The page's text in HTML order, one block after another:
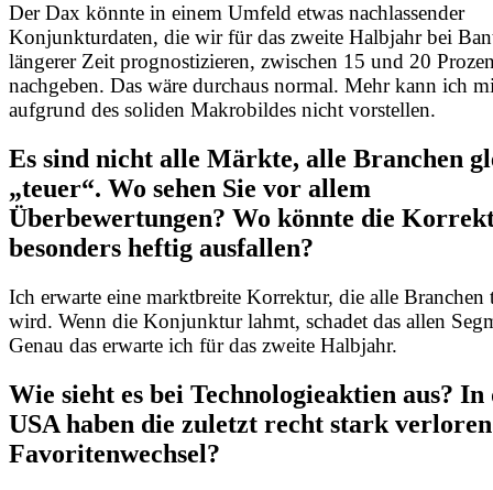
Der Dax könnte in einem Umfeld etwas nachlassender
Konjunkturdaten, die wir für das zweite Halbjahr bei
längerer Zeit prognostizieren, zwischen 15 und 20
nachgeben. Das wäre durchaus normal. Mehr kann ich
aufgrund des soliden Makrobildes nicht vorstellen.
Es sind nicht alle Märkte, alle Branchen
„teuer“. Wo sehen Sie vor allem
Überbewertungen? Wo könnte die
besonders heftig ausfallen?
Ich erwarte eine marktbreite Korrektur, die alle Branchen
wird. Wenn die Konjunktur lahmt, schadet das allen
Genau das erwarte ich für das zweite Halbjahr.
Wie sieht es bei Technologieaktien aus? In
USA haben die zuletzt recht stark
Favoritenwechsel?